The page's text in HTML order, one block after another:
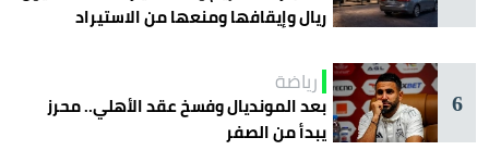
ريال وإيقافها ومنعها من الاستيراد
6
رياضة
بعد المونديال وفسخ عقد الأهلي.. محرز
يبدأ من الصفر